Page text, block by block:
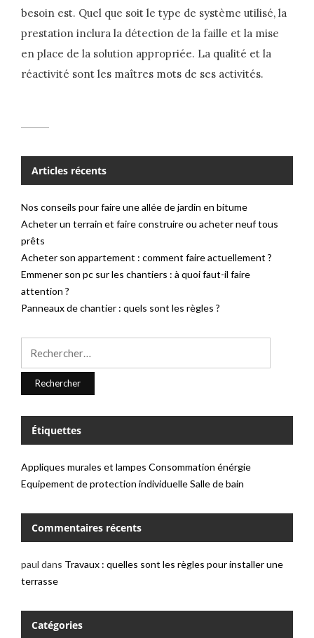
besoin est. Quel que soit le type de système utilisé, la
prestation inclura la détection de la faille et la mise
en place de la solution appropriée. La qualité et la
réactivité sont les maîtres mots de ses activités.
Articles récents
Nos conseils pour faire une allée de jardin en bitume
Acheter un terrain et faire construire ou acheter neuf tous
prêts
Acheter son appartement : comment faire actuellement ?
Emmener son pc sur les chantiers : à quoi faut-il faire
attention ?
Panneaux de chantier : quels sont les règles ?
Étiquettes
Appliques murales et lampes Consommation énérgie
Equipement de protection individuelleSalle de bain
Commentaires récents
paul dans Travaux : quelles sont les règles pour installer une
terrasse
Catégories